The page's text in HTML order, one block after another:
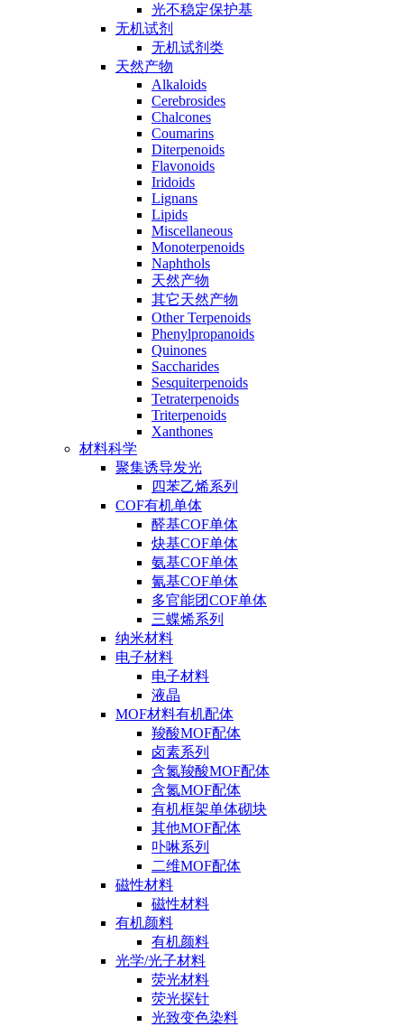
光不稳定保护基
无机试剂
无机试剂类
天然产物
Alkaloids
Cerebrosides
Chalcones
Coumarins
Diterpenoids
Flavonoids
Iridoids
Lignans
Lipids
Miscellaneous
Monoterpenoids
Naphthols
天然产物
其它天然产物
Other Terpenoids
Phenylpropanoids
Quinones
Saccharides
Sesquiterpenoids
Tetraterpenoids
Triterpenoids
Xanthones
材料科学
聚集诱导发光
四苯乙烯系列
COF有机单体
醛基COF单体
炔基COF单体
氨基COF单体
氰基COF单体
多官能团COF单体
三蝶烯系列
纳米材料
电子材料
电子材料
液晶
MOF材料有机配体
羧酸MOF配体
卤素系列
含氮羧酸MOF配体
含氮MOF配体
有机框架单体砌块
其他MOF配体
卟啉系列
二维MOF配体
磁性材料
磁性材料
有机颜料
有机颜料
光学/光子材料
荧光材料
荧光探针
光致变色染料